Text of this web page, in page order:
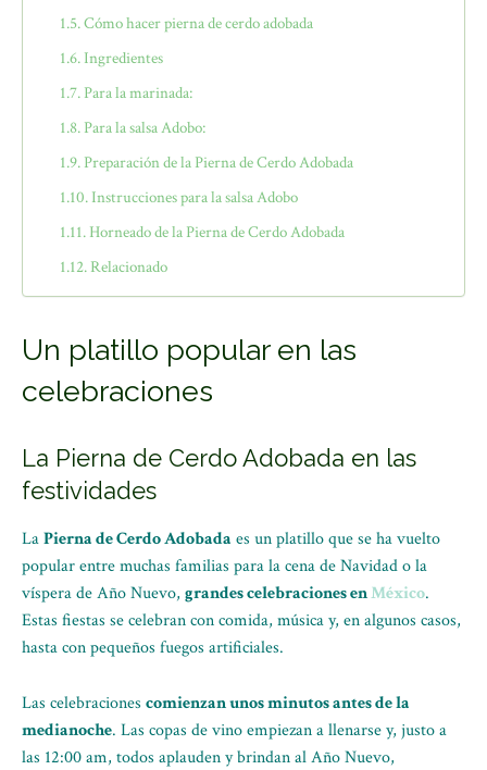
Cómo hacer pierna de cerdo adobada
Ingredientes
Para la marinada:
Para la salsa Adobo:
Preparación de la Pierna de Cerdo Adobada
Instrucciones para la salsa Adobo
Horneado de la Pierna de Cerdo Adobada
Relacionado
Un platillo popular en las
celebraciones
La Pierna de Cerdo Adobada en las
festividades
LaPierna de Cerdo Adobada es un platillo que se ha vuelto
popular entre muchas familias para la cena de Navidad o la
víspera de Año Nuevo, grandes celebraciones enMéxico.
Estas fiestas se celebran con comida, música y, en algunos casos,
hasta con pequeños fuegos artificiales.
Las celebraciones comienzan unos minutos antes de la
medianoche. Las copas de vino empiezan a llenarse y, justo a
las 12:00 am, todos aplauden y brindan al Año Nuevo,